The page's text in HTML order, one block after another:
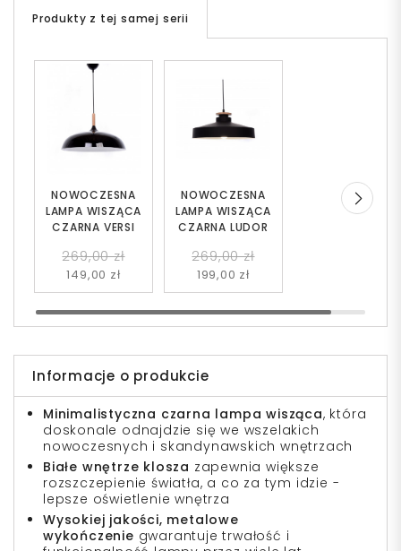
Produkty z tej samej serii
NOWOCZESNA
LAMPA WISZĄCA
CZARNA LUDOR
269,00 zł
199,00 zł
NOWOCZESNA
LAMPA WISZĄCA
CZARNA VERSI
269,00 zł
149,00 zł
Informacje o produkcie
Minimalistyczna czarna lampa wisząca, która
doskonale odnajdzie się we wszelakich
nowoczesnych i skandynawskich wnętrzach
Białe wnętrze klosza zapewnia większe
rozszczepienie światła, a co za tym idzie -
lepsze oświetlenie wnętrza
Wysokiej jakości, metalowe
wykończenie gwarantuje trwałość i